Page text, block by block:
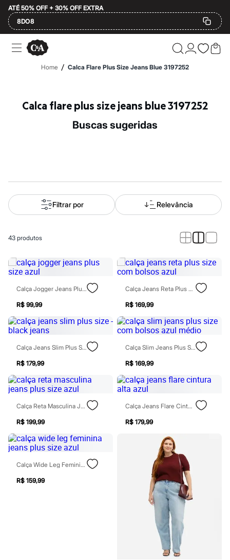
ATÉ 50% OFF + 30% OFF EXTRA
8DO8
Ofertas
Compre por Departamento
Feminino
Mindse7
Plus Size
Alfaiataria
Novidades
Roupas
Blusas e Camisetas
Casacos e Jaquetas
Macacões
Saias
Shorts e Bermudas
Vestidos
Bolsas
Bonés e Chapéus
Bijoux
Cintos
Óculos
Relógios
Calçados
Chinelos
Rasteirinhas
Sapatilhas
Tênis
Marcas
City
Clock House
Mindset
Sawary
Moda esportiva
Home / Calca Flare Plus Size Jeans Blue 3197252
Calca flare plus size jeans blue 3197252
buscas sugeridas
Filtrar por Relevância
43 produtos
Calça Jogger Jeans Plus Size Azul
R$ 99,99
Calça Jeans Reta Plus Size Com Bolsos Azul
R$ 169,99
Calça Jeans Slim Plus Size - Black Jeans
R$ 179,99
Calça Slim Jeans Plus Size Com Bolsos Azul Médio
R$ 169,99
Calça Reta Masculina Jeans Plus Size Azul
R$ 199,99
Calça Jeans Flare Cintura Alta Azul
R$ 179,99
Calça Wide Leg Feminina Jeans Plus Size Azul
R$ 159,99